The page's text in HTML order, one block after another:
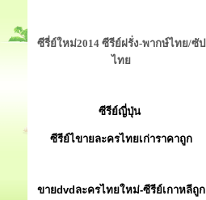
ซีรี่ย์ใหม่2014 ซีรีย์ฝรั่ง-พากษ์ไทย/ซัป
ไทย
ซีรีย์ญี่ปุ่น
ซีรีย์ไขายละครไทยเก่าราคาถูก
ขายdvdละครไทยใหม่-ซีรีย์เกาหลีถูก